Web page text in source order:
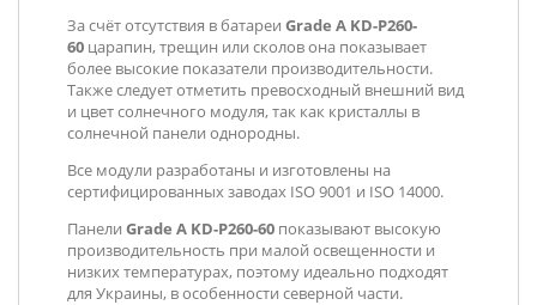
За счёт отсутствия в батареи Grade A KD-P260-
60 царапин, трещин или сколов она показывает
более высокие показатели производительности.
Также следует отметить превосходный внешний вид
и цвет солнечного модуля, так как кристаллы в
солнечной панели однородны.
Все модули разработаны и изготовлены на
сертифицированных заводах ISO 9001 и ISO 14000.
Панели Grade A KD-P260-60 показывают высокую
производительность при малой освещенности и
низких температурах, поэтому идеально подходят
для Украины, в особенности северной части.